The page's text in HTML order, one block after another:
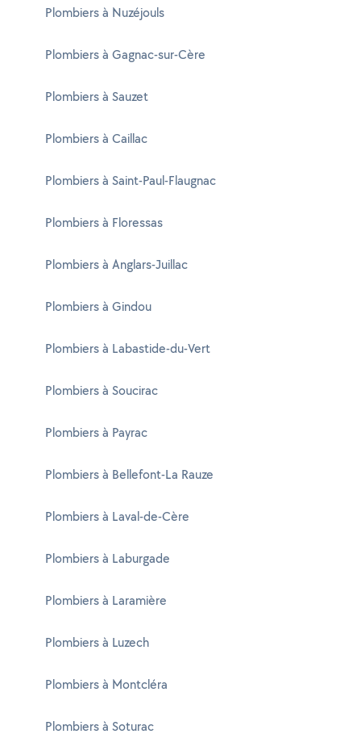
Plombiers à Nuzéjouls
Plombiers à Gagnac-sur-Cère
Plombiers à Sauzet
Plombiers à Caillac
Plombiers à Saint-Paul-Flaugnac
Plombiers à Floressas
Plombiers à Anglars-Juillac
Plombiers à Gindou
Plombiers à Labastide-du-Vert
Plombiers à Soucirac
Plombiers à Payrac
Plombiers à Bellefont-La Rauze
Plombiers à Laval-de-Cère
Plombiers à Laburgade
Plombiers à Laramière
Plombiers à Luzech
Plombiers à Montcléra
Plombiers à Soturac